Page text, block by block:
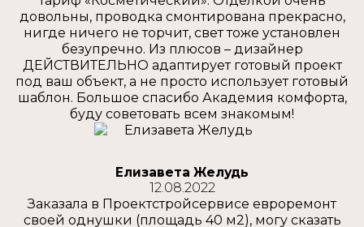
довольны, проводка смонтирована прекрасно,
нигде ничего не торчит, свет тоже установлен
безупречно. Из плюсов – дизайнер
ДЕЙСТВИТЕЛЬНО адаптирует готовый проект
под ваш объект, а не просто использует готовый
шаблон. Большое спасибо Академия комфорта,
буду советовать всем знакомым!
Елизавета Желудь
12.08.2022
Заказала в Проектстройсервисе евроремонт
своей однушки (площадь 40 м2), могу сказать